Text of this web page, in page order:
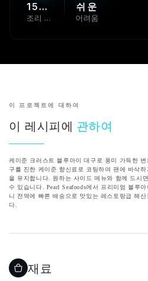
15분 분
조리 시간
쉬운
어려움
이 프로젝트에 대하여
이 레시피에관하여
케이준 크러스트 블루아이 대구로 풍미 가득한
구를 진한 케이준 향신료로 코팅하여 팬에 바삭
을 유지합니다. 원하는 사이드 메뉴와 함께 드시
수 있습니다. Pearl Seafoods에서 프리미엄 블루
니 전역에 빠른 배송으로 맛있는 레스토랑급 해
다.
재료